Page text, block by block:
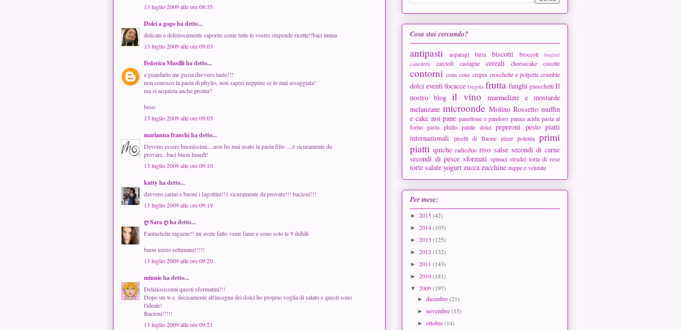
13 luglio 2009 alle ore 08:35
Dolci a gogoha detto...
delicate e deliziosamente saporite come tutte le vostre stupende ricette!!baci imma
13 luglio 2009 alle ore 09:03
Federica Musilliha detto...
a guardarlo me gusta davvero tanto!!!
non conosco la pasta di phyllo, non saprei neppure se lo mai assaggiata!
ma si acquista anche pronta?
beso
13 luglio 2009 alle ore 09:05
marianna franchiha detto...
Devono essere buonissimi....non ho mai usato la pasta fillo ....è sicuramente da
provare...baci buon lunedì!
13 luglio 2009 alle ore 09:10
kattyha detto...
davvero carini e buoni i fagottini!!1 sicuramente da provare!!! bacioni!!!
13 luglio 2009 alle ore 09:19
ღ Sara ღha detto...
Fantastiche ragazze!! mi avete fatto venir fame e sono solo le 9 ihihih
buon inizio settimana!!!!!
13 luglio 2009 alle ore 09:20
minnieha detto...
Deliziosissimi questi sformatini!!!
Dopo un w.e. decisamente all'insegna dei dolci ho proprio voglia di salato e questi sono
l'ideale!
Bacioni!!!!!
13 luglio 2009 alle ore 09:21
Cosa stai cercando?
antipasti asparagi birra biscotti broccoli burghul
canederli carciofi castagne cereali cheesecake cocotte
contorni cous cous crepes crocchette e polpette crumble
dolci eventi focacce fregola frutta funghi gnocchettiIl
nostro blog il vino
marmellate e mostarde
melanzane microonde Molino Rossetto muffin
e cake noi pane panettone e pandoro panna acida pasta al
forno pasta phillo patate dolci peperoni pesto piatti
internazionali
piselli di Baone pizze polenta primi
piatti quiche radicchio riso salse secondi di carne
secondi di pesce sformati spinaci strudel torta di rose
torte salate yogurt zucca zucchine zuppe e velutate
Per mese:
► 2015(42)
► 2014(103)
► 2013 (125)
► 2012(132)
► 2011 (143)
► 2010(181)
▼ 2009(197)
►dicembre(21)
►novembre(15)
►ottobre(14)